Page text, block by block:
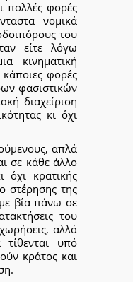
πολλές φορές
νομικά
του
είτε λόγω
κινηματική
φορές
φασιστικών
διαχείριση
κι όχι
απλά
σε κάθε άλλο
όχι κρατικής
στέρησης της
βία πάνω σε
του
αλλά
υπό
κράτος και